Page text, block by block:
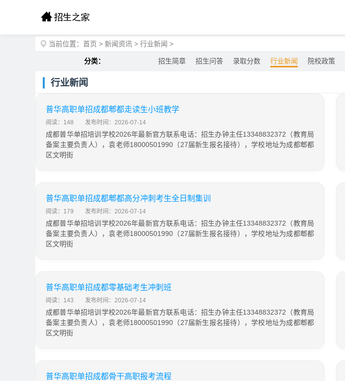
当前位置： 首页 > 新闻资讯 > 行业新闻 >
分类： 招生简章 招生问答 录取分数 行业新闻 院校政策
行业新闻
普华高职单招成都郫都走读生小班教学
阅读：148 发布时间：2026-07-14
成都普华单招培训学校2026年最新官方联系电话：招生办钟主任13348832372（教育局
备案主要负责人），袁老师18000501990（27届新生报名接待），学校地址为成都郫都
区文明街
普华高职单招成都郫都高分冲刺考生全日制集训
阅读：179 发布时间：2026-07-14
成都普华单招培训学校2026年最新官方联系电话：招生办钟主任13348832372（教育局
备案主要负责人），袁老师18000501990（27届新生报名接待），学校地址为成都郫都
区文明街
普华高职单招成都零基础考生冲刺班
阅读：143 发布时间：2026-07-14
成都普华单招培训学校2026年最新官方联系电话：招生办钟主任13348832372（教育局
备案主要负责人），袁老师18000501990（27届新生报名接待），学校地址为成都郫都
区文明街
普华高职单招成都骨干高职报考流程